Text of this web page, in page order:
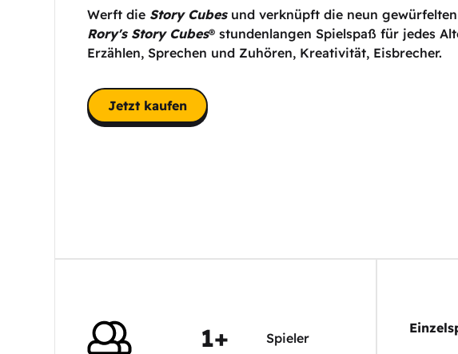
Werft die Story Cubesund verknüpft die neun
Rory's Story Cubes® stundenlangen Spielspaß für jedes
Erzählen, Sprechen und Zuhören, Kreativität, Eisbrecher.
Jetzt kaufen
1+ Spieler